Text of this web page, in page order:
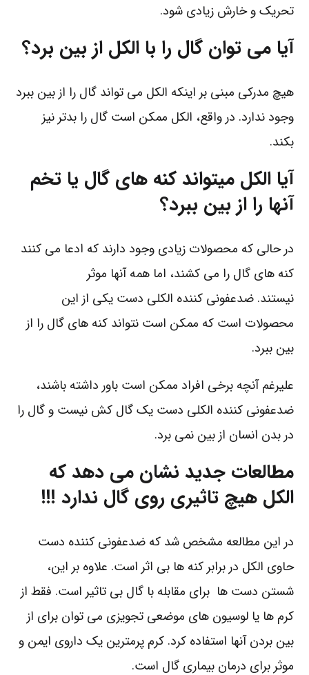
تحریک و خارش زیادی شود.
آیا می توان گال را با الکل از بین برد؟
هیچ مدرکی مبنی بر اینکه الکل می تواند گال را از بین ببرد
وجود ندارد. در واقع، الکل ممکن است گال را بدتر نیز
بکند.
آیا الکل میتواند کنه های گال یا تخم
آنها را از بین ببرد؟
در حالی که محصولات زیادی وجود دارند که ادعا می کنند
کنه های گال را می کشند، اما همه آنها موثر
نیستند. ضدعفونی کننده الکلی دست یکی از این
محصولات است که ممکن است نتواند کنه های گال را از
بین ببرد.
علیرغم آنچه برخی افراد ممکن است باور داشته باشند،
ضدعفونی کننده الکلی دست یک گال کش نیست و گال را
در بدن انسان از بین نمی برد.
مطالعات جدید نشان می دهد که
الکل هیچ تاثیری روی گال ندارد !!!
در این مطالعه مشخص شد که ضدعفونی کننده دست
حاوی الکل در برابر کنه ها بی اثر است. علاوه بر این،
شستن دست ها برای مقابله با گال بی تاثیر است. فقط از
کرم ها یا لوسیون های موضعی تجویزی می توان برای از
بین بردن آنها استفاده کرد. کرم پرمترین یک داروی ایمن و
موثر برای درمان بیماری گال است.